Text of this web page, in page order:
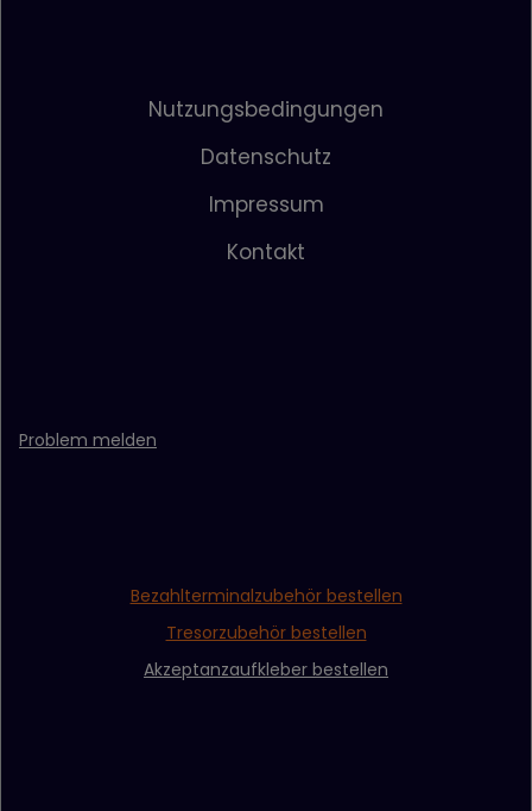
Nutzungsbedingungen
Datenschutz
Impressum
Kontakt
Problem melden
Bezahlterminalzubehör bestellen
Tresorzubehör bestellen
Akzeptanzaufkleber bestellen